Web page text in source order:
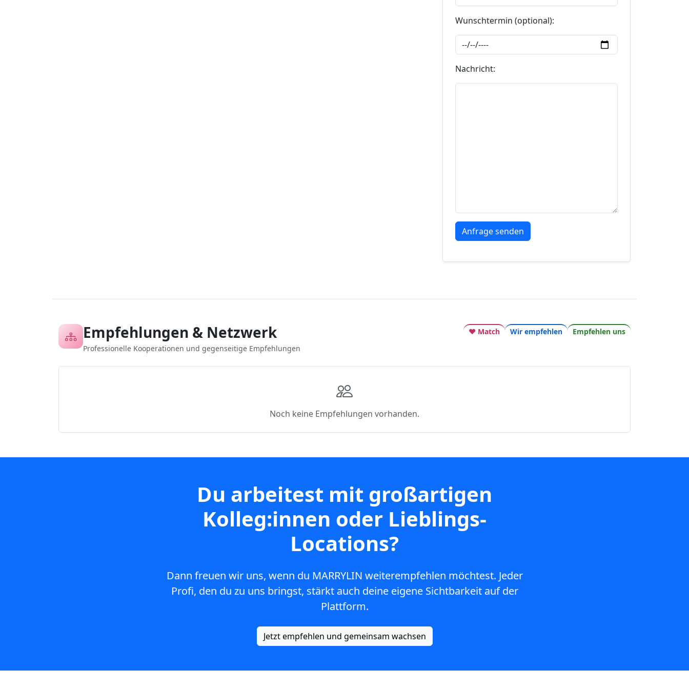
Wunschtermin (optional):
Nachricht:
Empfehlungen & Netzwerk
Professionelle Kooperationen und gegenseitige Empfehlungen
♥ Match Wir empfehlen Empfehlen uns
Noch keine Empfehlungen vorhanden.
Du arbeitest mit großartigen
Kolleg:innen oder Lieblings-
Locations?
Dann freuen wir uns, wenn du MARRYLIN weiterempfehlen möchtest. Jeder
Profi, den du zu uns bringst, stärkt auch deine eigene Sichtbarkeit auf der
Plattform.
Jetzt empfehlen und gemeinsam wachsen